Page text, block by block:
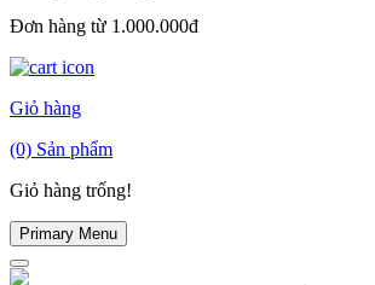
Đơn hàng từ 1.000.000đ
Giỏ hàng
(0) Sản phẩm
Giỏ hàng trống!
Primary Menu